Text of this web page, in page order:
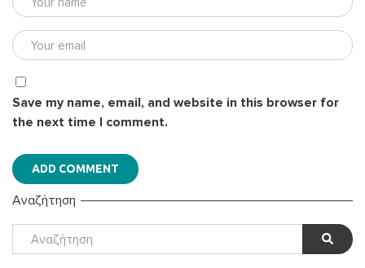
Save my name, email, and website in this browser for
the next time I comment.
Αναζήτηση